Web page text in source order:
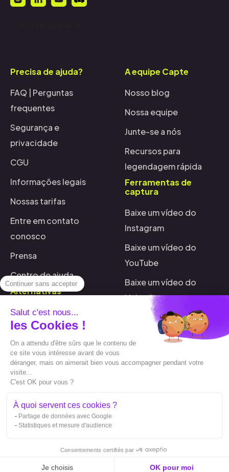
Continuer sans accepter
Salut c'est nous...
les Cookies !
On a attendu d'être sûrs que le contenu de
ce site vous intéresse avant de vous
déranger, mais on aimerait bien vous accompagner pendant votre
visite...
C'est OK pour vous ?
À quoi servent ces cookies ?
Partage de données avec Google
Statistiques et mesure d'audience
Consentements certifiés par
Je choisis OK pour moi
Precisa de ajuda?
FAQ | Perguntas
frequentes
Segurança e
privacidade
CGU
Informações legais
Nossas tarifas
Entre em contato
conosco
Prensa
Centro de ajuda
Alternativas
Capture vs Submagic
Capte x Sendshort
Capture vs Veed
Capte x Opusclip
Capte x Zubtitle
A equipe Capte
Nosso blog
Nossa equipe
Junte-se a nós
Recursos para
legendagem rápida
Ferramentas de
captura
Baixe um vídeo do
Instagram
Baixe um vídeo do
YouTube
Baixe um vídeo do
LinkedIn
Baixe o Spotify
Gere uma miniatura